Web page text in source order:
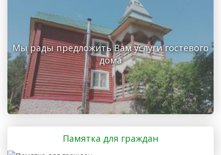
Мы рады предложить Вам услуги гостевого
дома
Памятка для граждан